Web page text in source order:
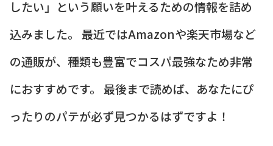
したい」という願いを叶えるための情報を詰め
込みました。 最近ではAmazonや楽天市場など
の通販が、種類も豊富でコスパ最強なため非常
におすすめです。 最後まで読めば、あなたにぴ
ったりのパテが必ず見つかるはずですよ！